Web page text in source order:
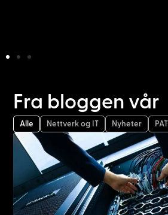
Fra bloggen vår
Nettverk og IT Nyheter
Alle